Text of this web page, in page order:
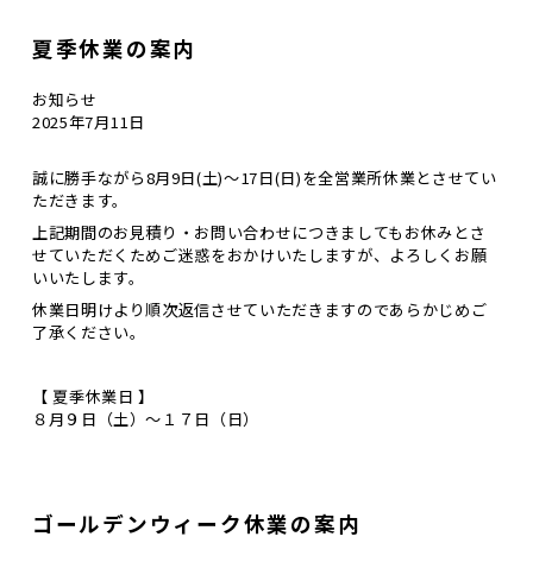
夏季休業の案内
お知らせ
2025年7月11日
誠に勝手ながら8月9日(土)～17日(日)を全営業所休業とさせてい
ただきます。
上記期間のお見積り・お問い合わせにつきましてもお休みとさ
せていただくためご迷惑をおかけいたしますが、よろしくお願
いいたします。
休業日明けより順次返信させていただきますのであらかじめご
了承ください。
【 夏季休業日 】
８月９日（土）～１７日（日）
ゴールデンウィーク休業の案内